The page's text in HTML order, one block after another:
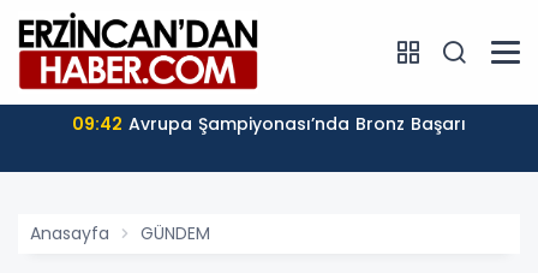
09:42 Avrupa Şampiyonası’nda Bronz Başarı
Anasayfa GÜNDEM